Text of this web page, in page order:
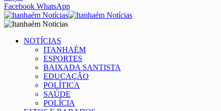
Facebook WhatsApp
NOTÍCIAS
ITANHAÉM
ESPORTES
BAIXADA SANTISTA
EDUCAÇÃO
POLÍTICA
SAÚDE
POLÍCIA